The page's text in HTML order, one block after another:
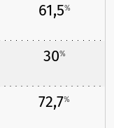
61,5%
30%
72,7%